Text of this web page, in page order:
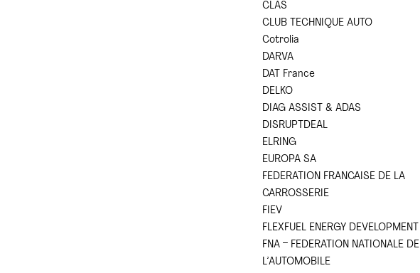
CLAS
CLUB TECHNIQUE AUTO
Cotrolia
DARVA
DAT France
DELKO
DIAG ASSIST & ADAS
DISRUPTDEAL
ELRING
EUROPA SA
FEDERATION FRANCAISE DE LA
CARROSSERIE
FIEV
FLEXFUEL ENERGY DEVELOPMENT
FNA – FEDERATION NATIONALE DE
L’AUTOMOBILE